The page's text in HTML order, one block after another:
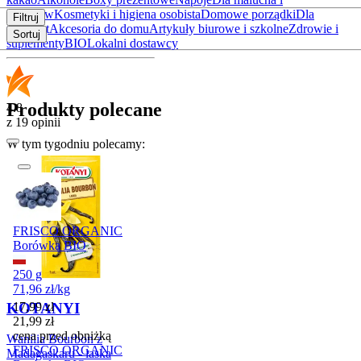
rodzicówKosmetyki i higiena osobistaDomowe porządkiDla
zwierzątAkcesoria do domuArtykuły biurowe i szkolneZdrowie i
suplementyBIOLokalni dostawcy
Produkty polecane
W tym tygodniu polecamy:
Promocja
FRISCO ORGANIC
Borówka BIO
250 g
71,96 zł/kg
Cena promocyjna
17,99 zł
21,99 zł
cena przed obniżką
FRISCO ORGANIC
Filtruj
Sortuj
4.8
z 19 opinii
KOTANYI
Wanilia Bourbon z
Madagaskaru - laska